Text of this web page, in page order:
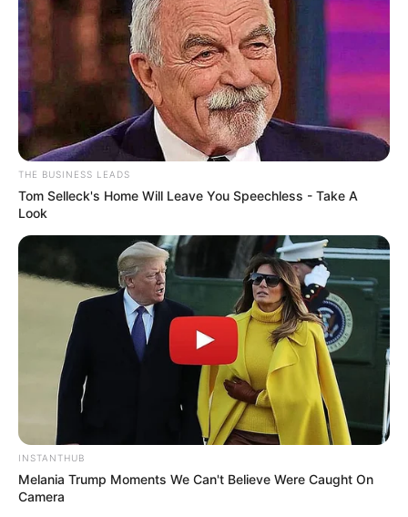
THE BUSINESS LEADS
Tom Selleck's Home Will Leave You Speechless - Take A
Look
INSTANTHUB
Melania Trump Moments We Can't Believe Were Caught On
Camera